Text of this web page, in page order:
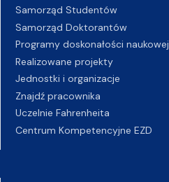
Samorząd Studentów
Samorząd Doktorantów
Programy doskonałości naukowej
Realizowane projekty
Jednostki i organizacje
Znajdź pracownika
Uczelnie Fahrenheita
Centrum Kompetencyjne EZD